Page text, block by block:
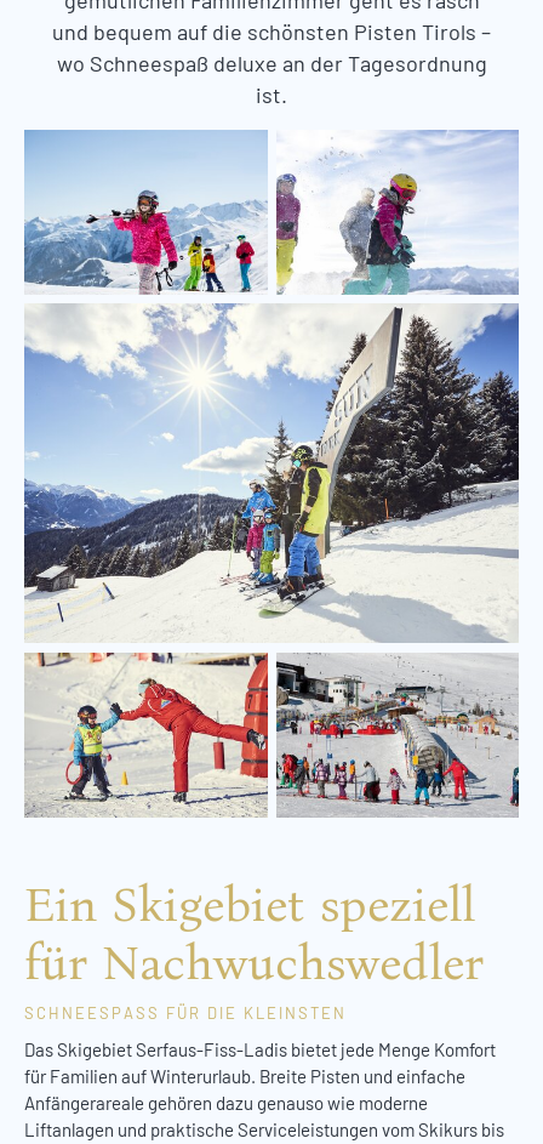
und bequem auf die schönsten Pisten Tirols –
wo Schneespaß deluxe an der Tagesordnung
ist.
Ein Skigebiet speziell
für Nachwuchswedler
SCHNEESPASS FÜR DIE KLEINSTEN
Das Skigebiet Serfaus-Fiss-Ladis bietet jede Menge Komfort
für Familien auf Winterurlaub. Breite Pisten und einfache
Anfängerareale gehören dazu genauso wie moderne
Liftanlagen und praktische Serviceleistungen vom Skikurs bis